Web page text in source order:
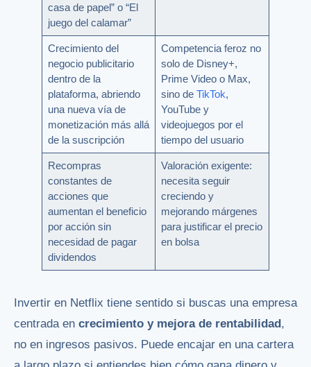
casa de papel” o “El
juego del calamar”
Crecimiento del
negocio publicitario
dentro de la
plataforma, abriendo
una nueva vía de
monetización más allá
de la suscripción
Competencia feroz no
solo de Disney+,
Prime Video o Max,
sino de TikTok,
YouTube y
videojuegos por el
tiempo del usuario
Recompras
constantes de
acciones que
aumentan el beneficio
por acción sin
necesidad de pagar
dividendos
Valoración exigente:
necesita seguir
creciendo y
mejorando márgenes
para justificar el precio
en bolsa
Invertir en Netflix tiene sentido si buscas una empresa
centrada en crecimiento y mejora de rentabilidad,
no en ingresos pasivos. Puede encajar en una cartera